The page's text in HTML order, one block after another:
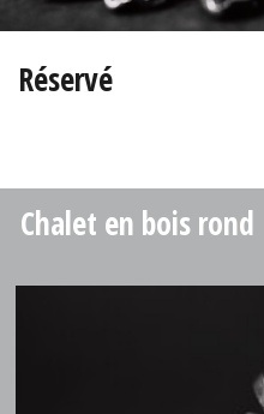
Réservé
Chalet en bois rond